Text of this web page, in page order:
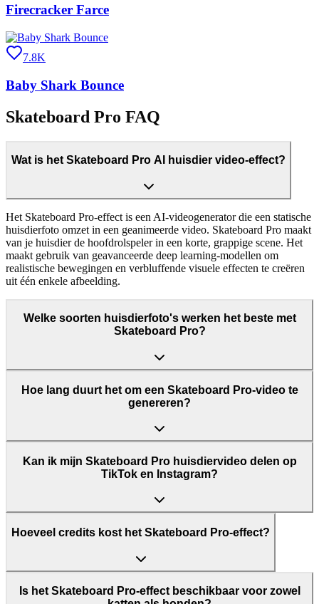
Firecracker Farce
7.8K
Baby Shark Bounce
Skateboard Pro FAQ
Wat is het Skateboard Pro AI huisdier video-effect?
Het Skateboard Pro-effect is een AI-videogenerator die een statische
huisdierfoto omzet in een geanimeerde video. Skateboard Pro maakt
van je huisdier de hoofdrolspeler in een korte, grappige scene. Het
maakt gebruik van geavanceerde deep learning-modellen om
realistische bewegingen en verbluffende visuele effecten te creëren
uit één enkele afbeelding.
Welke soorten huisdierfoto's werken het beste met
Skateboard Pro?
Hoe lang duurt het om een Skateboard Pro-video te
genereren?
Kan ik mijn Skateboard Pro huisdiervideo delen op
TikTok en Instagram?
Hoeveel credits kost het Skateboard Pro-effect?
Is het Skateboard Pro-effect beschikbaar voor zowel